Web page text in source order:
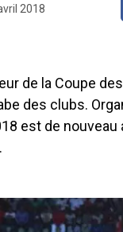
2018
de la Coupe
des clubs.
est de nouveau